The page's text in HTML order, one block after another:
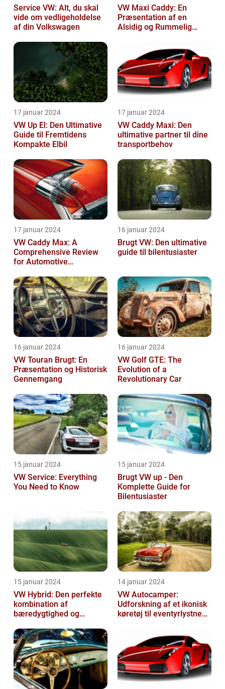
Service VW: Alt, du skal
vide om vedligeholdelse
af din Volkswagen
VW Maxi Caddy: En
Præsentation af en
Alsidig og Rummelig
17 januar 2024
VW Up El: Den Ultimative
Guide til Fremtidens
Kompakte Elbil
17 januar 2024
VW Caddy Maxi: Den
ultimative partner til dine
transportbehov
17 januar 2024
VW Caddy Max: A
Comprehensive Review
for Automotive
16 januar 2024
Brugt VW: Den ultimative
guide til bilentusiaster
16 januar 2024
VW Touran Brugt: En
Præsentation og Historisk
Gennemgang
16 januar 2024
VW Golf GTE: The
Evolution of a
Revolutionary Car
15 januar 2024
VW Service: Everything
You Need to Know
15 januar 2024
Brugt VW up - Den
Komplette Guide for
Bilentusiaster
15 januar 2024
VW Hybrid: Den perfekte
kombination af
bæredygtighed og
14 januar 2024
VW Autocamper:
Udforskning af et ikonisk
køretøj til eventyrlystne